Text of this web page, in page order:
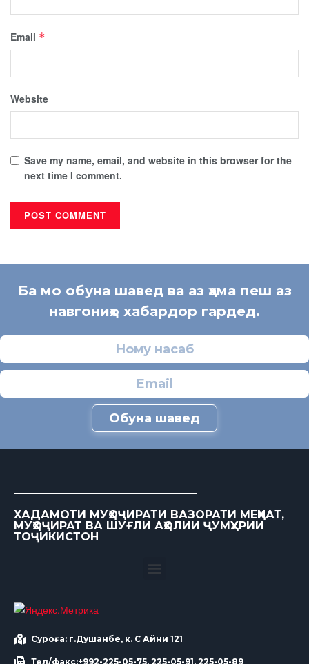
Email *
Website
Save my name, email, and website in this browser for the
next time I comment.
Ба мо обуна шавед ва аз ҳама пеш аз
навгониҳо хабардор гардед.
Обуна шавед
ХАДАМОТИ МУҲОҶИРАТИ ВАЗОРАТИ МЕҲНАТ,
МУҲОҶИРАТ ВА ШУҒЛИ АҲОЛИИ ҶУМҲУРИИ
ТОҶИКИСТОН
Суроға: г.Душанбе, к. С Айни 121
Тел/факс:+992-225-05-75, 225-05-91, 225-05-89